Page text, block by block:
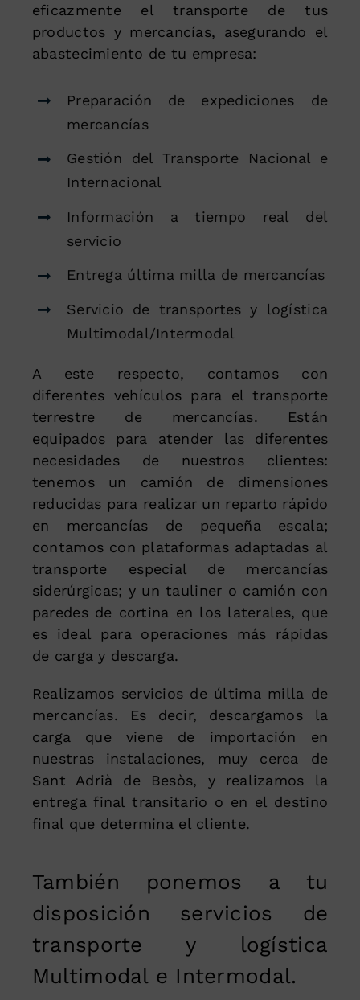
eficazmente el transporte de tus
productos y mercancías, asegurando el
abastecimiento de tu empresa:
Preparación de expediciones de
mercancías
Gestión del Transporte Nacional e
Internacional
Información a tiempo real del
servicio
Entrega última milla de mercancías
Servicio de transportes y logística
Multimodal/Intermodal
A este respecto, contamos con
diferentes vehículos para el transporte
terrestre de mercancías. Están
equipados para atender las diferentes
necesidades de nuestros clientes:
tenemos un camión de dimensiones
reducidas para realizar un reparto rápido
en mercancías de pequeña escala;
contamos con plataformas adaptadas al
transporte especial de mercancías
siderúrgicas; y un tauliner o camión con
paredes de cortina en los laterales, que
es ideal para operaciones más rápidas
de carga y descarga.
Realizamos servicios de última milla de
mercancías. Es decir, descargamos la
carga que viene de importación en
nuestras instalaciones, muy cerca de
Sant Adrià de Besòs, y realizamos la
entrega final transitario o en el destino
final que determina el cliente.
También ponemos a tu
disposición servicios de
transporte y logística
Multimodal e Intermodal.